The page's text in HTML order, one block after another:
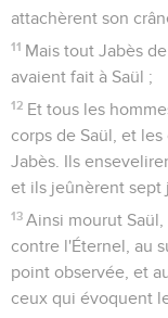
attachèrent son
11 Mais tout Jabès
avaient fait à Saül ;
12 Et tous les
corps de Saül, et
Jabès. Ils
et ils jeûnèrent sept
13 Ainsi mourut
contre l'Éternel, au
point observée, et
ceux qui évoquent